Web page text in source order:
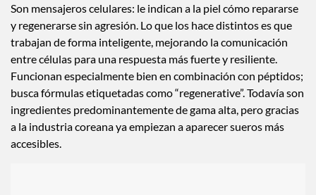
Son mensajeros celulares: le indican a la piel cómo repararse
y regenerarse sin agresión. Lo que los hace distintos es que
trabajan de forma inteligente, mejorando la comunicación
entre células para una respuesta más fuerte y resiliente.
Funcionan especialmente bien en combinación con péptidos;
busca fórmulas etiquetadas como “regenerative”. Todavía son
ingredientes predominantemente de gama alta, pero gracias
a la industria coreana ya empiezan a aparecer sueros más
accesibles.